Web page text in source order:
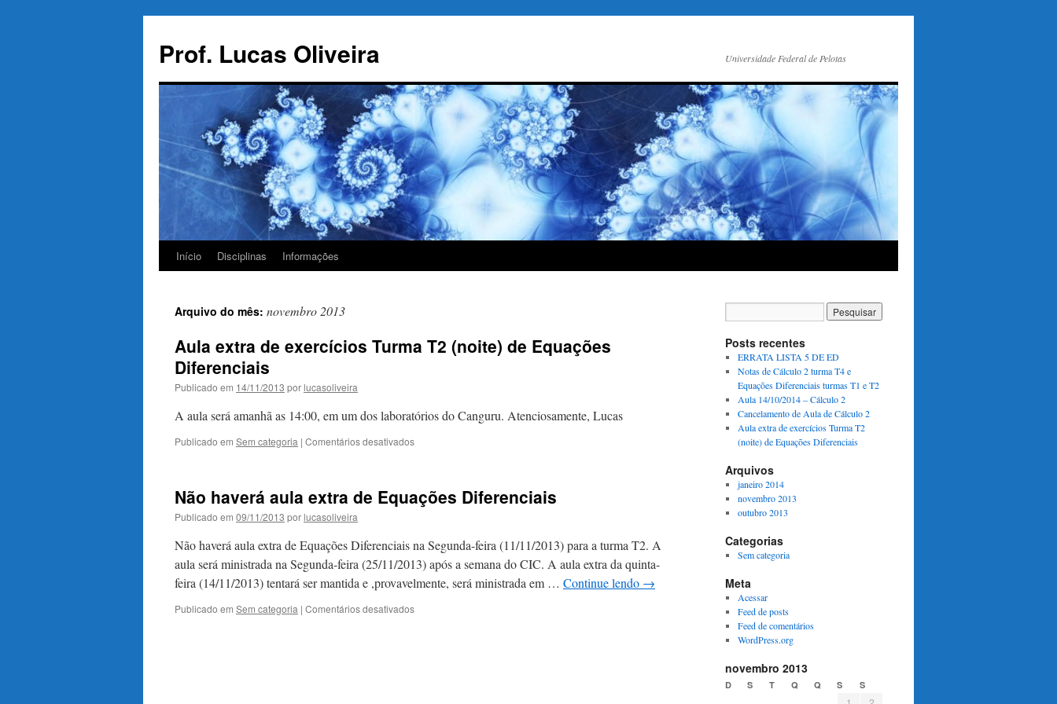
conteúdo
Prof. Lucas Oliveira Universidade Federal de Pelotas
Início Disciplinas Informações
Arquivo do mês: novembro 2013
Aula extra de exercícios Turma T2 (noite) de Equações
Diferenciais
Publicado em 14/11/2013 porlucasoliveira
A aula será amanhã as 14:00, em um dos laboratórios do Canguru. Atenciosamente, Lucas
Publicado em Sem categoria | Comentários desativadosem
exercícios
Turma
(noite)
de
Equações
Diferenciais
Não haverá aula extra de Equações Diferenciais
Publicado em 09/11/2013 porlucasoliveira
Não haverá aula extra de Equações Diferenciais na Segunda-feira (11/11/2013) para a turma T2. A
aula será ministrada na Segunda-feira (25/11/2013) após a semana do CIC. A aula extra da quinta-
feira (14/11/2013) tentará ser mantida e ,provavelmente, será ministrada em … Continue lendo →
Publicado em Sem categoria | Comentários desativadosem
Posts recentes
ERRATA LISTA 5 DE ED
Notas de Cálculo 2 turma T4 e
Equações Diferenciais turmas T1 e T2
Aula 14/10/2014 – Cálculo 2
Cancelamento de Aula de Cálculo 2
Aula extra de exercícios Turma T2
(noite) de Equações Diferenciais
Arquivos
janeiro 2014
novembro 2013
outubro 2013
Categorias
Sem categoria
Meta
Acessar
Feed de posts
Feed de comentários
WordPress.org
novembro 2013
D S T Q Q S S